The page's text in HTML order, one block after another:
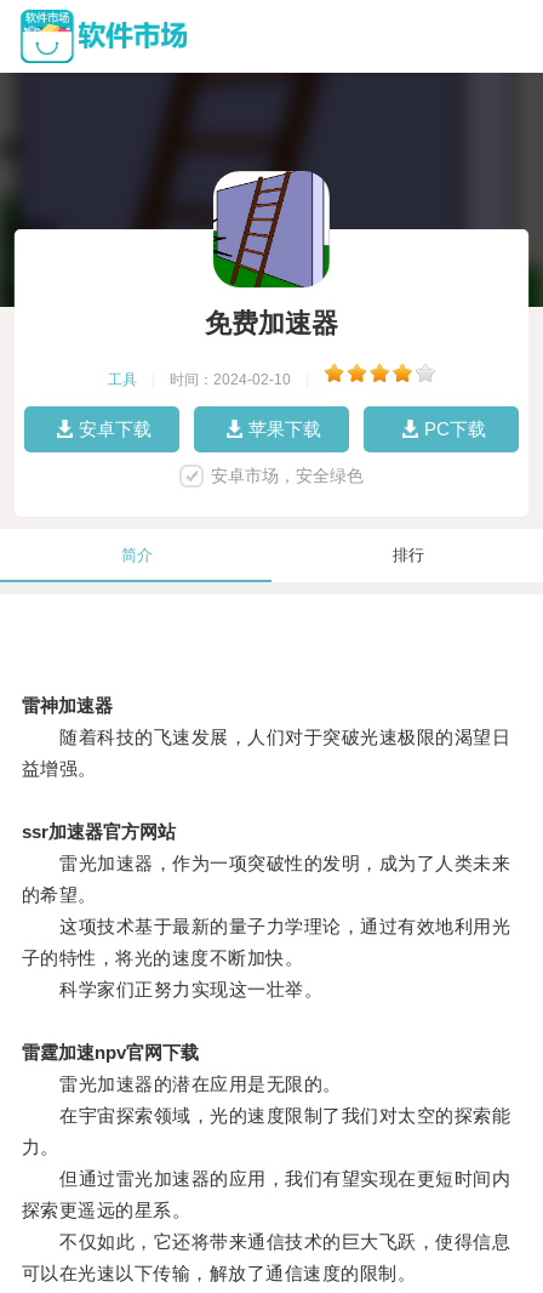
免费加速器
工具 时间：2024-02-10
安卓下载 苹果下载 PC下载
安卓市场，安全绿色
简介 排行
雷神加速器
随着科技的飞速发展，人们对于突破光速极限的渴望日
益增强。
ssr加速器官方网站
雷光加速器，作为一项突破性的发明，成为了人类未来
的希望。
这项技术基于最新的量子力学理论，通过有效地利用光
子的特性，将光的速度不断加快。
科学家们正努力实现这一壮举。
雷霆加速npv官网下载
雷光加速器的潜在应用是无限的。
在宇宙探索领域，光的速度限制了我们对太空的探索能
力。
但通过雷光加速器的应用，我们有望实现在更短时间内
探索更遥远的星系。
不仅如此，它还将带来通信技术的巨大飞跃，使得信息
可以在光速以下传输，解放了通信速度的限制。